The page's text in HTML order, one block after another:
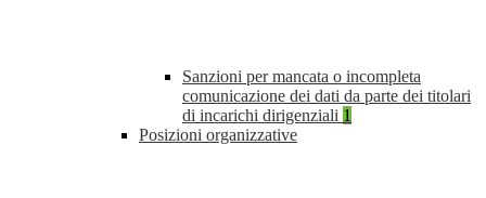
Sanzioni per mancata o incompleta
comunicazione dei dati da parte dei titolari
di incarichi dirigenziali 1
Posizioni organizzative